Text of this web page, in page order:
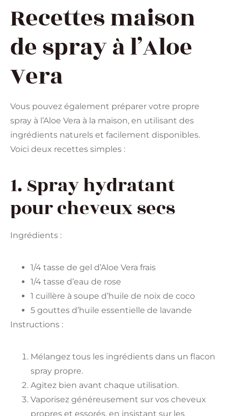
Recettes maison
de spray à l’Aloe
Vera
Vous pouvez également préparer votre propre
spray à l’Aloe Vera à la maison, en utilisant des
ingrédients naturels et facilement disponibles.
Voici deux recettes simples :
1. Spray hydratant
pour cheveux secs
Ingrédients :
1/4 tasse de gel d’Aloe Vera frais
1/4 tasse d’eau de rose
1 cuillère à soupe d’huile de noix de coco
5 gouttes d’huile essentielle de lavande
Instructions :
Mélangez tous les ingrédients dans un flacon
spray propre.
Agitez bien avant chaque utilisation.
Vaporisez généreusement sur vos cheveux
propres et essorés, en insistant sur les